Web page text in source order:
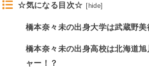
☆気になる目次☆ [ hide]
橋本奈々未の出身大学は武蔵野
橋本奈々未の出身高校は北海道
ャー！？